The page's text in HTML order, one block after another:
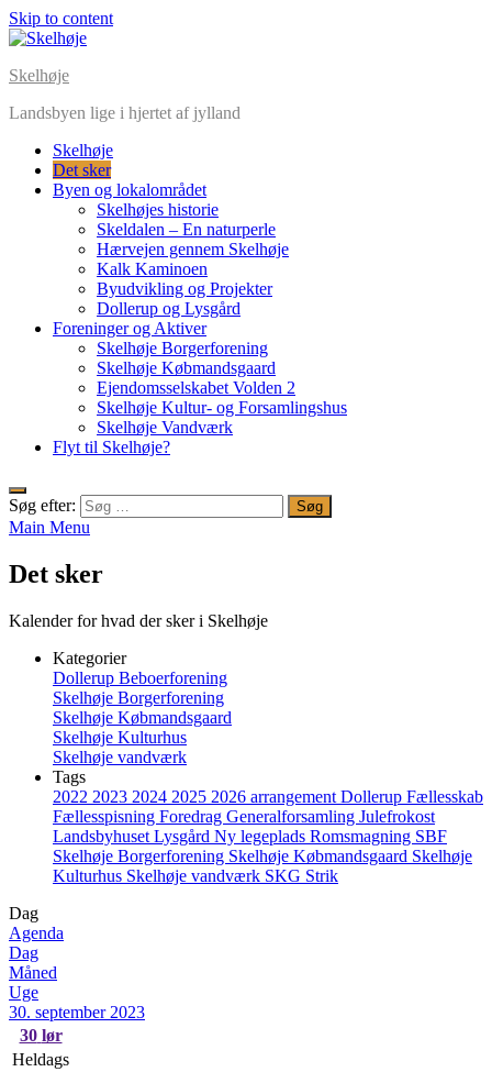
Skip to content
Skelhøje
Landsbyen lige i hjertet af jylland
Skelhøje
Det sker
Byen og lokalområdet
Skelhøjes historie
Skeldalen – En naturperle
Hærvejen gennem Skelhøje
Kalk Kaminoen
Byudvikling og Projekter
Dollerup og Lysgård
Foreninger og Aktiver
Skelhøje Borgerforening
Skelhøje Købmandsgaard
Ejendomsselskabet Volden 2
Skelhøje Kultur- og Forsamlingshus
Skelhøje Vandværk
Flyt til Skelhøje?
Søg efter:
Main Menu
Det sker
Kalender for hvad der sker i Skelhøje
Kategorier
Dollerup Beboerforening
Skelhøje Borgerforening
Skelhøje Købmandsgaard
Skelhøje Kulturhus
Skelhøje vandværk
Tags
2022 2023 2024 2025 2026 arrangement Dollerup Fællesskab
Fællesspisning Foredrag Generalforsamling Julefrokost
Landsbyhuset Lysgård Ny legeplads Romsmagning SBF
Skelhøje Borgerforening Skelhøje Købmandsgaard Skelhøje
Kulturhus Skelhøje vandværk SKG Strik
Dag
Agenda
Dag
Måned
Uge
30. september 2023
30 lør
Heldags